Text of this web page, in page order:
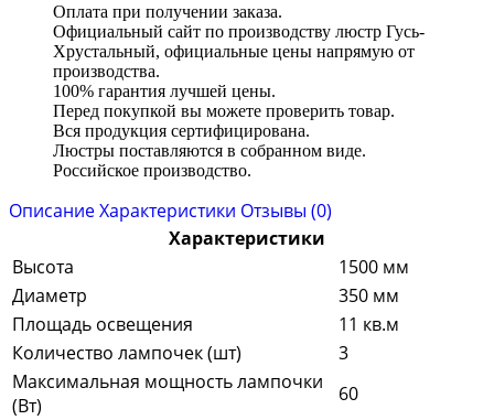
Оплата при получении заказа.
Официальный сайт по производству люстр Гусь-
Хрустальный, официальные цены напрямую от
производства.
100% гарантия лучшей цены.
Перед покупкой вы можете проверить товар.
Вся продукция сертифицирована.
Люстры поставляются в собранном виде.
Российское производство.
ОписаниеХарактеристики Отзывы (0)
Характеристики
Высота
1500 мм
Диаметр
350 мм
Площадь освещения
11 кв.м
Количество лампочек (шт)
3
Максимальная мощность лампочки
(Вт)
60